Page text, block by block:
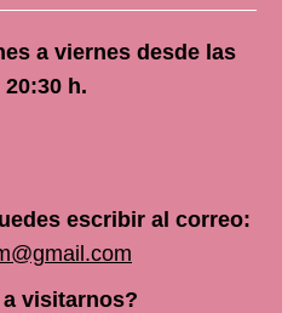
a viernes desde las
h.
escribir al correo:
visitarnos?